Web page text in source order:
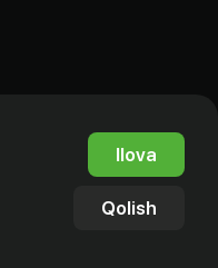
Ilova
Qolish